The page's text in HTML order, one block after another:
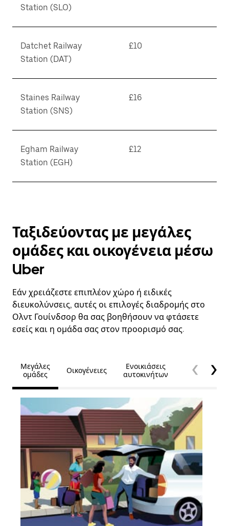
Station (SLO)
Datchet Railway
Station (DAT)
£10
Staines Railway
Station (SNS)
£16
Egham Railway
Station (EGH)
£12
Ταξιδεύοντας με μεγάλες
ομάδες και οικογένεια μέσω
Uber
Εάν χρειάζεστε επιπλέον χώρο ή ειδικές
διευκολύνσεις, αυτές οι επιλογές διαδρομής στο
Ολντ Γουίνδσορ θα σας βοηθήσουν να φτάσετε
εσείς και η ομάδα σας στον προορισμό σας.
Μεγάλες
ομάδες
Οικογένειες
Ενοικιάσεις
αυτοκινήτων